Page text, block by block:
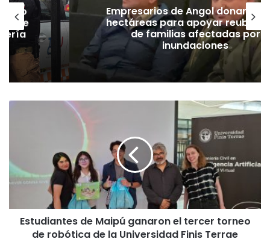
de
Empresarios de Angol donan
hectáreas para apoyar
de familias afectadas por
inundaciones
i
a
t
Estudiantes de Maipú ganaron el tercer torneo
de robótica de la Universidad Finis Terrae